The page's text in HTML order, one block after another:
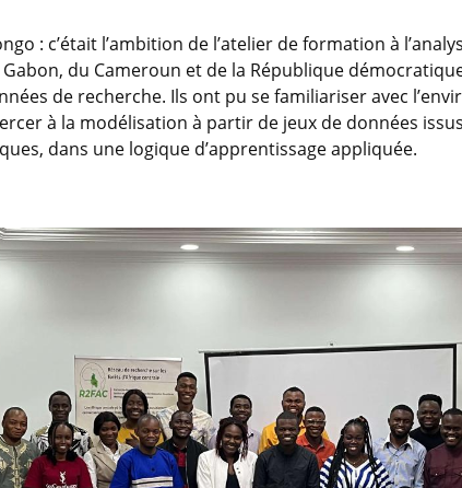
: c’était l’ambition de l’atelier de formation à
du Cameroun et de la République
de recherche. Ils ont pu se familiariser avec
à la modélisation à partir de jeux de données
dans une logique d’apprentissage appliquée.